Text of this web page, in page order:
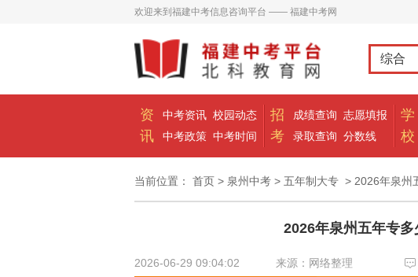
欢迎来到福建中考信息咨询平台 —— 福建中考网
综合
资
讯
中考资讯
中考政策
校园动态
中考时间
招
考
成绩查询
录取查询
志愿填报
分数线
学
校
当前位置： 首页 > 泉州中考 > 五年制大专 > 2026年泉州
2026年泉州五年专
2026-06-29 09:04:02 来源：网络整理